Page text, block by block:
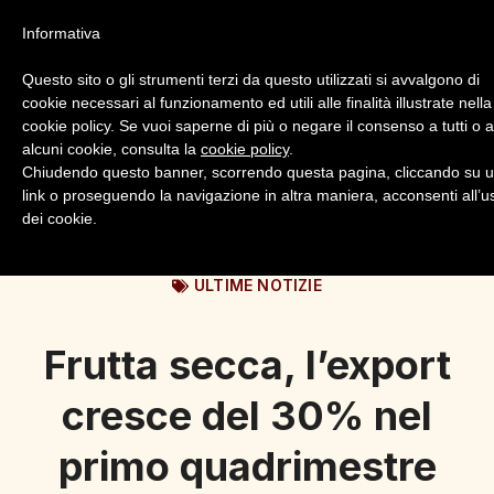
Login Registrazione
ULTIME NOTIZIE
Frutta secca, l’export
cresce del 30% nel
primo quadrimestre
Informativa
Questo sito o gli strumenti terzi da questo utilizzati si avvalgono di
cookie necessari al funzionamento ed utili alle finalità illustrate nella
cookie policy. Se vuoi saperne di più o negare il consenso a tutti o
alcuni cookie, consulta la cookie policy.
Chiudendo questo banner, scorrendo questa pagina, cliccando su
link o proseguendo la navigazione in altra maniera, acconsenti
dei cookie.